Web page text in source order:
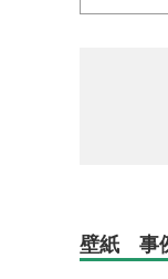
壁紙 事